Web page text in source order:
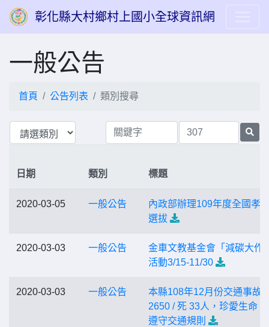
彰化縣大村鄉村上國小全球資訊網
一般公告
首頁 公告列表 類別搜尋
日期 類別 標題
2020-03-05 一般公告
內政部辦理109年度全國孝
選拔
2020-03-03 一般公告
金車文教基金會「減碳大作
活動3/15-11/30
2020-03-03 一般公告
本縣108年12月份交通事故
2650 / 死 33人，珍愛生命，
遵守交通規則